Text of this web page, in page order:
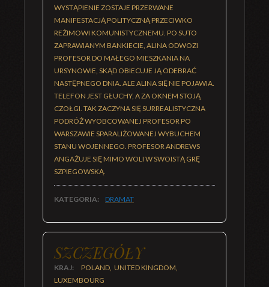
WYSTĄPIENIE ZOSTAJE PRZERWANE
MANIFESTACJĄ POLITYCZNĄ PRZECIWKO
REŻIMOWI KOMUNISTYCZNEMU. PO SUTO
ZAPRAWIANYM BANKIECIE, ALINA ODWOZI
PROFESOR DO MAŁEGO MIESZKANIA NA
URSYNOWIE, SKĄD OBIECUJE JĄ ODEBRAĆ
NASTĘPNEGO DNIA. ALE ALINA SIĘ NIE POJAWIA.
TELEFON JEST GŁUCHY, A ZA OKNEM STOJĄ
CZOŁGI. TAK ZACZYNA SIĘ SURREALISTYCZNA
PODRÓŻ WYOBCOWANEJ PROFESOR PO
WARSZAWIE SPARALIŻOWANEJ WYBUCHEM
STANU WOJENNEGO. PROFESOR ANDREWS
ANGAŻUJE SIĘ MIMO WOLI W SWOISTĄ GRĘ
SZPIEGOWSKĄ.
KATEGORIA: DRAMAT
SZCZEGÓŁY
KRAJ:
POLAND, UNITED KINGDOM,
LUXEMBOURG